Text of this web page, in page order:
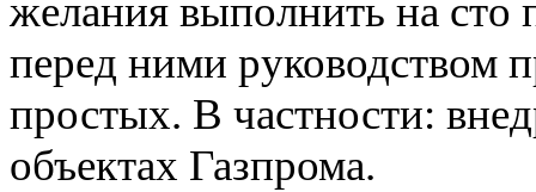
желания выполнить на сто
перед ними руководством
простых. В частности:
объектах Газпрома.